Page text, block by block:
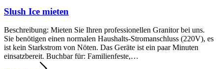
Slush Ice mieten
Beschreibung: Mieten Sie Ihren professionellen Granitor bei uns.
Sie benötigen einen normalen Haushalts-Stromanschluss (220V), es
ist kein Starkstrom von Nöten. Das Geräte ist ein paar Minuten
einsatzbereit. Buchbar für: Familienfeste,…